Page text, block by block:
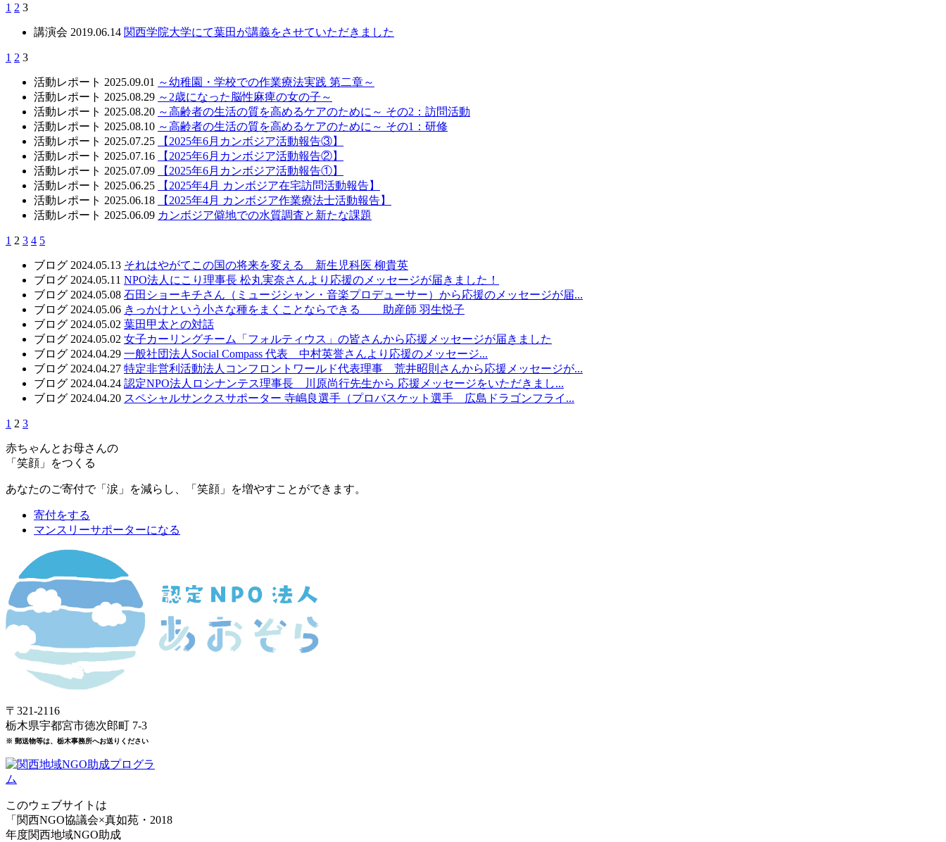
1 2 3
講演会 2019.06.14 関西学院大学にて葉田が講義をさせていただきました
1 2 3
活動レポート 2025.09.01 ～幼稚園・学校での作業療法実践 第二章～
活動レポート 2025.08.29 ～2歳になった脳性麻痺の女の子～
活動レポート 2025.08.20 ～高齢者の生活の質を高めるケアのために～ その2：訪問活動
活動レポート 2025.08.10 ～高齢者の生活の質を高めるケアのために～ その1：研修
活動レポート 2025.07.25
【2025年6月カンボジア活動報告③】
活動レポート 2025.07.16
【2025年6月カンボジア活動報告②】
活動レポート 2025.07.09
【2025年6月カンボジア活動報告①】
活動レポート 2025.06.25
【2025年4月 カンボジア在宅訪問活動報告】
活動レポート 2025.06.18
【2025年4月 カンボジア作業療法士活動報告】
活動レポート 2025.06.09 カンボジア僻地での水質調査と新たな課題
1 2 3 4 5
ブログ 2024.05.13 それはやがてこの国の将来を変える 新生児科医 柳貴英
ブログ 2024.05.11 NPO法人にこり理事長 松丸実奈さんより応援のメッセージが届きました！
ブログ 2024.05.08 石田ショーキチさん（ミュージシャン・音楽プロデューサー）から応援のメッセージが届...
ブログ 2024.05.06 きっかけという小さな種をまくことならできる 助産師 羽生悦子
ブログ 2024.05.02 葉田甲太との対話
ブログ 2024.05.02 女子カーリングチーム「フォルティウス」の皆さんから応援メッセージが届きました
ブログ 2024.04.29 一般社団法人Social Compass 代表 中村英誉さんより応援のメッセージ...
ブログ 2024.04.27 特定非営利活動法人コンフロントワールド代表理事 荒井昭則さんから応援メッセージが...
ブログ 2024.04.24 認定NPO法人ロシナンテス理事長 川原尚行先生から 応援メッセージをいただきまし...
ブログ 2024.04.20 スペシャルサンクスサポーター 寺嶋良選手（プロバスケット選手 広島ドラゴンフライ...
1 2 3
赤ちゃんとお母さんの
「笑顔」をつくる
あなたのご寄付で「涙」を減らし、「笑顔」を増やすことができます。
寄付をする
マンスリーサポーターになる
〒321-2116
栃木県宇都宮市徳次郎町 7-3
※ 郵送物等は、栃木事務所へお送りください
このウェブサイトは
「関西NGO協議会×真如苑・2018
年度関西地域NGO助成